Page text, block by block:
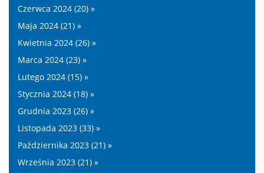
Czerwca 2024 (20) »
Maja 2024 (21) »
Kwietnia 2024 (26) »
Marca 2024 (23) »
Lutego 2024 (15) »
Stycznia 2024 (18) »
Grudnia 2023 (26) »
Listopada 2023 (33) »
Października 2023 (21) »
Września 2023 (21) »